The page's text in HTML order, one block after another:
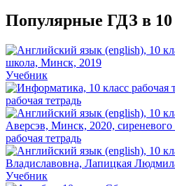
Популярные ГДЗ в 10
Учебник
рабочая тетрадь
рабочая тетрадь
Учебник